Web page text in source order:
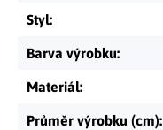
Styl:
Barva výrobku:
Materiál:
Průměr výrobku (cm):